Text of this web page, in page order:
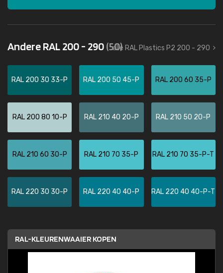
Andere RAL 200 - 290(50)
alle RAL Plastics P2 200 - 290
RAL 200 30 33-P RAL 200 50 45-P RAL 200 60 35-P
RAL 200 80 10-P RAL 210 40 20-P RAL 210 50 20-P
RAL 210 60 30-P RAL 210 70 35-P RAL 210 70 35-P-T
RAL 220 30 30-P RAL 220 40 40-P RAL 220 40 40-P-T
RAL-KLEURENWAAIER KOPEN